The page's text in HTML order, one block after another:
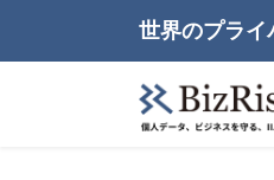
世界のプライ